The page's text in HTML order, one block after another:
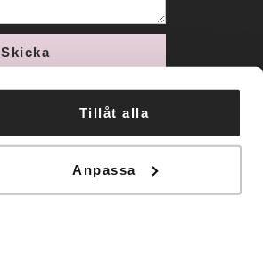
Tillåt alla
Anpassa
Skicka